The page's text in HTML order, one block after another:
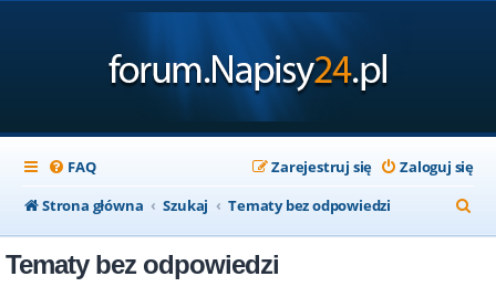
FAQ Zaloguj się
Zarejestruj się
Strona główna
Szukaj Tematy bez odpowiedzi
z
Tematy bez odpowiedzi